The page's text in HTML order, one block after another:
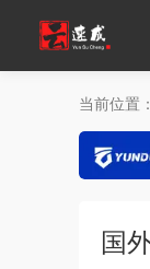
当前位置：
国